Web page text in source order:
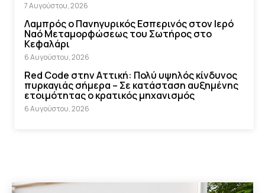
7 Αυγούστου, 2026
Λαμπρός ο Πανηγυρικός Εσπερινός στον Ιερό
Ναό Μεταμορφώσεως του Σωτήρος στο
Κεφαλάρι
6 Αυγούστου, 2026
Red Code στην Αττική: Πολύ υψηλός κίνδυνος
πυρκαγιάς σήμερα – Σε κατάσταση αυξημένης
ετοιμότητας ο κρατικός μηχανισμός
6 Αυγούστου, 2026